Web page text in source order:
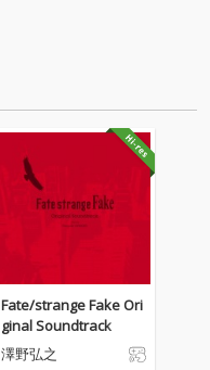
Fate/strange Fake Ori
ginal Soundtrack
澤野弘之